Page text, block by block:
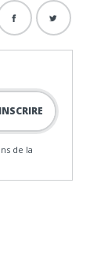
de la